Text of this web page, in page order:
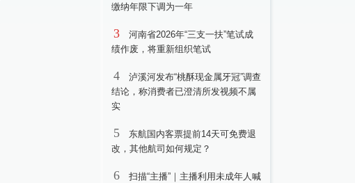
缴纳年限下调为一年
3
河南省2026年“三支一扶”笔试成
绩作废，将重新组织笔试
4
泸溪河发布“桃酥现金属牙冠”调查
结论，称消费者已澄清所发视频不属
实
5
东航国内客票提前14天可免费退
改，其他航司如何规定？
6
扫描“主播”｜主播利用未成年人喊